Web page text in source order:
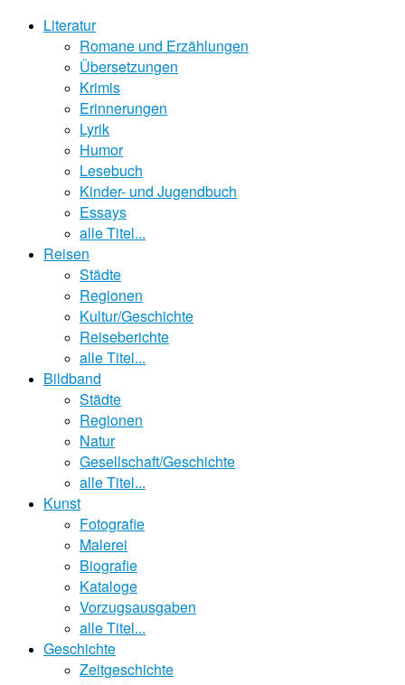
Literatur
Romane und Erzählungen
Übersetzungen
Krimis
Erinnerungen
Lyrik
Humor
Lesebuch
Kinder- und Jugendbuch
Essays
alle Titel...
Reisen
Städte
Regionen
Kultur/Geschichte
Reiseberichte
alle Titel...
Bildband
Städte
Regionen
Natur
Gesellschaft/Geschichte
alle Titel...
Kunst
Fotografie
Malerei
Biografie
Kataloge
Vorzugsausgaben
alle Titel...
Geschichte
Zeitgeschichte